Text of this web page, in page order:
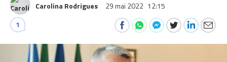
Carolina Rodrigues 29 mai 2022 12:15
1